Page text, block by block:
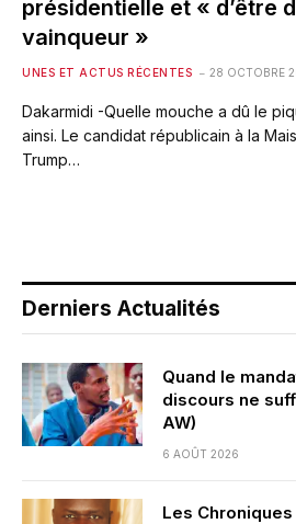
présidentielle et « d’être
vainqueur »
UNES ET ACTUS RÉCENTES 28 OCTOBRE
Dakarmidi -Quelle mouche a dû le
ainsi. Le candidat républicain à la
Trump…
Derniers Actualités
Quand le
discours ne
AW)
6 AOÛT 2026
Les